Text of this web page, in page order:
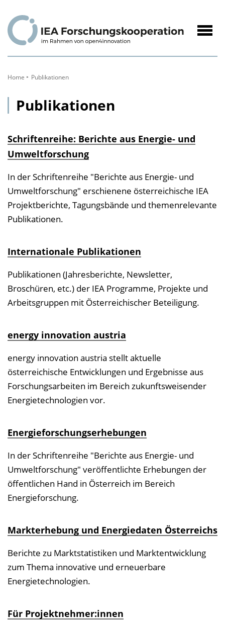
Inhalt
Home Publikationen
Publikationen
Schriftenreihe: Berichte aus Energie- und
Umweltforschung
In der Schriftenreihe "Berichte aus Energie- und
Umweltforschung" erschienene österreichische IEA
Projektberichte, Tagungsbände und themenrelevante
Publikationen.
Internationale Publikationen
Publikationen (Jahresberichte, Newsletter,
Broschüren, etc.) der IEA Programme, Projekte und
Arbeitsgruppen mit Österreichischer Beteiligung.
energy innovation austria
energy innovation austria stellt aktuelle
österreichische Entwicklungen und Ergebnisse aus
Forschungsarbeiten im Bereich zukunftsweisender
Energietechnologien vor.
Energieforschungserhebungen
In der Schriftenreihe "Berichte aus Energie- und
Umweltforschung" veröffentlichte Erhebungen der
öffentlichen Hand in Österreich im Bereich
Energieforschung.
Markterhebung und Energiedaten Österreichs
Berichte zu Marktstatistiken und Marktentwicklung
zum Thema innovative und erneuerbare
Energietechnologien.
Für Projektnehmer:innen